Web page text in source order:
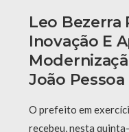
Leo Bezerra
Inovação E
João Pessoa
O prefeito em
recebeu, nesta